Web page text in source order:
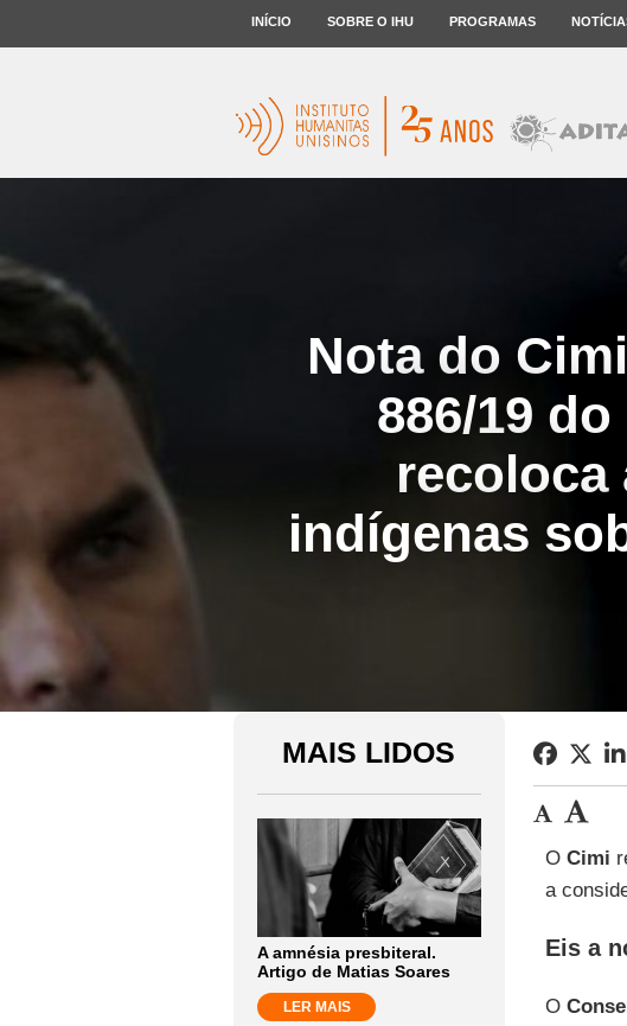
INÍCIO SOBRE O IHU PROGRAMAS
Nota do
886/19
recoloca
indígenas
MAIS LIDOS
A amnésia presbiteral.
Artigo de Matias Soares
LER MAIS
O Cimi
a
Eis a
O